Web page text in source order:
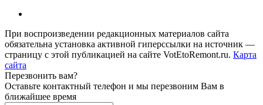
При воспроизведении редакционных материалов сайта
обязательна установка активной гиперссылки на источник —
страницу с этой публикацией на сайте VotEtoRemont.ru. Карта
сайта
Перезвонить вам?
Оставьте контактный телефон и мы перезвоним Вам в
ближайшее время